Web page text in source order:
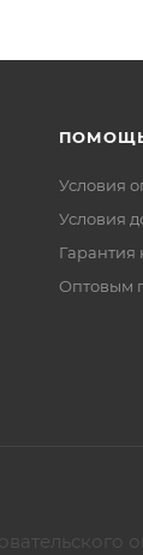
Условия
Условия
Гарантия
Оптовым